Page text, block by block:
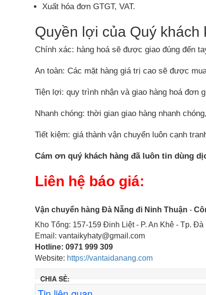
Xuất hóa đơn GTGT, VAT.
Quyền lợi của Quý
Chính xác: hàng hoá sẽ được giao đúng đến
An toàn: Các mặt hàng giá trị cao sẽ được
Tiện lợi: quy trình nhận và giao hàng hoá đơn
Nhanh chóng: thời gian giao hàng nhanh
Tiết kiệm: giá thành vận chuyển luôn cạnh
Cám ơn quý khách hàng đã luôn tin dùng
Liên hệ báo giá:
Vận chuyển hàng Đà Nẵng đi Ninh Thuận -
Kho Tổng: 157-159 Đinh Liệt - P. An Khê - Tp. Đà
Email: vantaikyhaty@gmail.com
Hotline: 0971 999 309
Website: https://vantaidanang.com
CHIA SẺ: